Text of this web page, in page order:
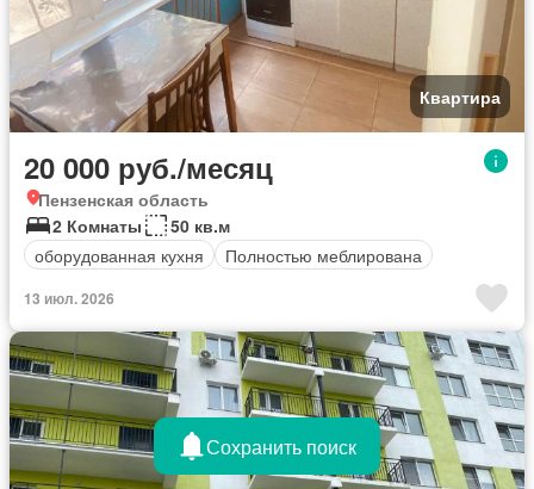
Квартира
20 000 руб./месяц
Пензенская область
2 Комнаты
50 кв.м
оборудованная кухня
Полностью меблирована
13 июл. 2026
Сохранить поиск